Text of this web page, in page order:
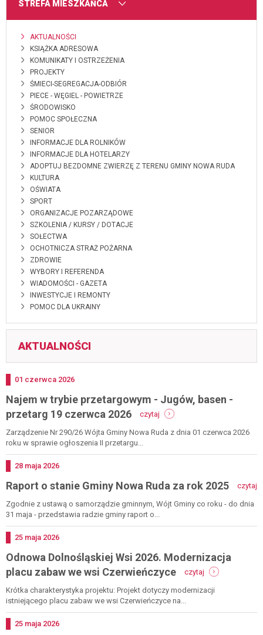
MENU
STREFA MIESZKAŃCA
AKTUALNOŚCI
KSIĄŻKA ADRESOWA
KOMUNIKATY I OSTRZEŻENIA
PROJEKTY
ŚMIECI-SEGREGACJA-ODBIÓR
PIECE - WĘGIEL - POWIETRZE
ŚRODOWISKO
POMOC SPOŁECZNA
SENIOR
INFORMACJE DLA ROLNIKÓW
INFORMACJE DLA HOTELARZY
ADOPTUJ BEZDOMNE ZWIERZĘ Z TERENU GMINY NOWA RUDA
KULTURA
OŚWIATA
SPORT
ORGANIZACJE POZARZĄDOWE
SZKOLENIA / KURSY / DOTACJE
SOŁECTWA
OCHOTNICZA STRAŻ POŻARNA
ZDROWIE
WYBORY I REFERENDA
WIADOMOŚCI - GAZETA
INWESTYCJE I REMONTY
POMOC DLA UKRAINY
AKTUALNOŚCI
Dodano
01 czerwca 2026
Najem w trybie przetargowym - Jugów, basen -
przetarg 19 czerwca 2026
czytaj
najem
w
basen
przetarg
czerwca
Zarządzenie Nr 290/26 Wójta Gminy Nowa Ruda z dnia 01 czerwca 2026
roku w sprawie ogłoszenia II przetargu...
Dodano
28 maja 2026
Raport o stanie Gminy Nowa Ruda za rok 2025 czytaj
Zgodnie z ustawą o samorządzie gminnym, Wójt Gminy co roku - do dnia
31 maja - przedstawia radzie gminy raport o...
Dodano
25 maja 2026
Odnowa Dolnośląskiej Wsi 2026. Modernizacja
placu zabaw we wsi Czerwieńczyce
czytaj
odnowa
dolnośląskiej
Krótka charakterystyka projektu: Projekt dotyczy modernizacji
istniejącego placu zabaw we wsi Czerwieńczyce na...
Dodano
25 maja 2026